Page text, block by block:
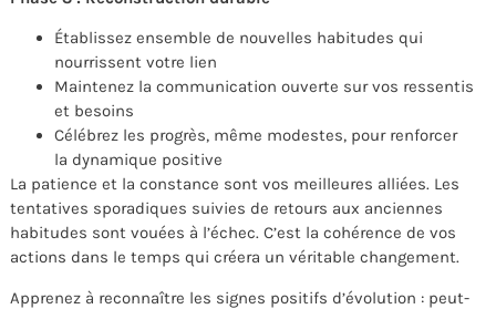
Établissez ensemble de nouvelles habitudes qui
nourrissent votre lien
Maintenez la communication ouverte sur vos ressentis
et besoins
Célébrez les progrès, même modestes, pour renforcer
la dynamique positive
La patience et la constance sont vos meilleures alliées. Les
tentatives sporadiques suivies de retours aux anciennes
habitudes sont vouées à l’échec. C’est la cohérence de vos
actions dans le temps qui créera un véritable changement.
Apprenez à reconnaître les signes positifs d’évolution : peut-